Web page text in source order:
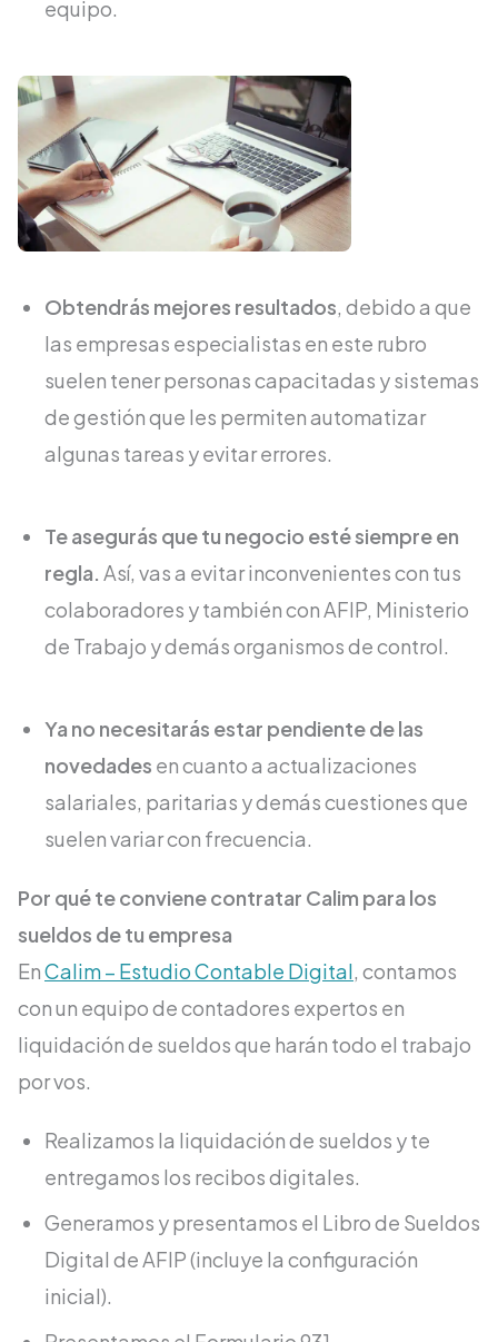
equipo.
Obtendrás mejores resultados, debido a que
las empresas especialistas en este rubro
suelen tener personas capacitadas y sistemas
de gestión que les permiten automatizar
algunas tareas y evitar errores.
Te asegurás que tu negocio esté siempre en
regla. Así, vas a evitar inconvenientes con tus
colaboradores y también con AFIP, Ministerio
de Trabajo y demás organismos de control.
Ya no necesitarás estar pendiente de las
novedades en cuanto a actualizaciones
salariales, paritarias y demás cuestiones que
suelen variar con frecuencia.
Por qué te conviene contratar Calim para los
sueldos de tu empresa
EnCalim – Estudio Contable Digital, contamos
con un equipo de contadores expertos en
liquidación de sueldos que harán todo el trabajo
por vos.
Realizamos la liquidación de sueldos y te
entregamos los recibos digitales.
Generamos y presentamos el Libro de Sueldos
Digital de AFIP (incluye la configuración
inicial).